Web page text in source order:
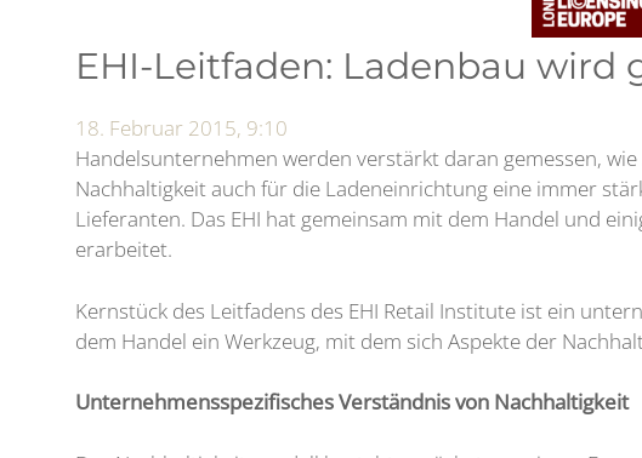
EHI-Leitfaden: Ladenbau wird
18. Februar 2015, 9:10
Handelsunternehmen werden verstärkt daran gemessen,
Nachhaltigkeit auch für die Ladeneinrichtung eine immer
Lieferanten. Das EHI hat gemeinsam mit dem Handel und
erarbeitet.
Kernstück des Leitfadens des EHI Retail Institute ist ein
dem Handel ein Werkzeug, mit dem sich Aspekte der
Unternehmensspezifisches Verständnis von Nachhaltigkeit